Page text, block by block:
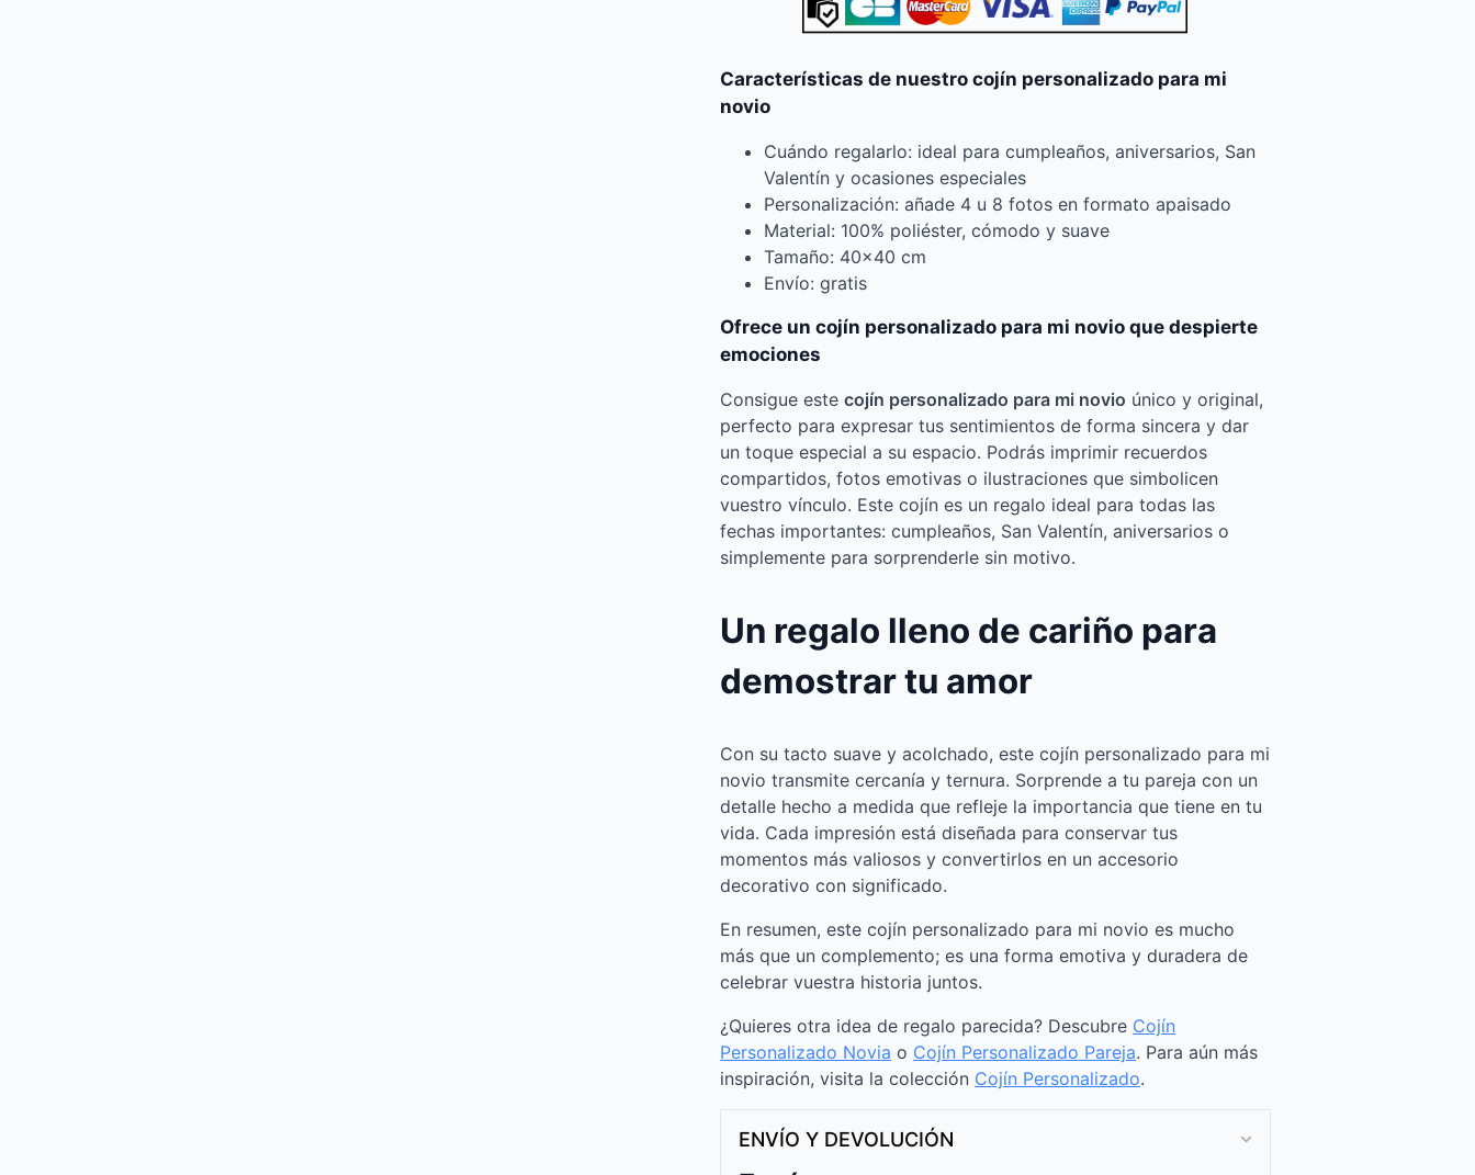
Características de nuestro cojín personalizado para mi
novio
Cuándo regalarlo: ideal para cumpleaños, aniversarios, San
Valentín y ocasiones especiales
Personalización: añade 4 u 8 fotos en formato apaisado
Material: 100% poliéster, cómodo y suave
Tamaño: 40×40 cm
Envío: gratis
Ofrece un cojín personalizado para mi novio que despierte
emociones
Consigue este cojín personalizado para mi novio único y original,
perfecto para expresar tus sentimientos de forma sincera y dar
un toque especial a su espacio. Podrás imprimir recuerdos
compartidos, fotos emotivas o ilustraciones que simbolicen
vuestro vínculo. Este cojín es un regalo ideal para todas las
fechas importantes: cumpleaños, San Valentín, aniversarios o
simplemente para sorprenderle sin motivo.
Un regalo lleno de cariño para
demostrar tu amor
Con su tacto suave y acolchado, este cojín personalizado para mi
novio transmite cercanía y ternura. Sorprende a tu pareja con un
detalle hecho a medida que refleje la importancia que tiene en tu
vida. Cada impresión está diseñada para conservar tus
momentos más valiosos y convertirlos en un accesorio
decorativo con significado.
En resumen, este cojín personalizado para mi novio es mucho
más que un complemento; es una forma emotiva y duradera de
celebrar vuestra historia juntos.
¿Quieres otra idea de regalo parecida? Descubre Cojín
Personalizado Novia o Cojín Personalizado Pareja. Para aún más
inspiración, visita la colección Cojín Personalizado.
ENVÍO Y DEVOLUCIÓN